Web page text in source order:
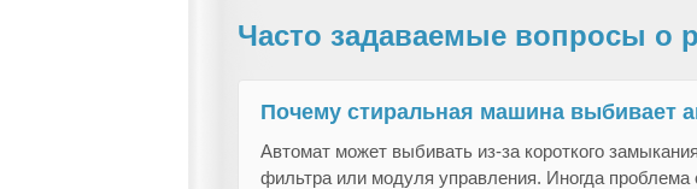
Часто задаваемые вопросы о
Почему стиральная машина выбивает
Автомат может выбивать из-за короткого
фильтра или модуля управления. Иногда проблема